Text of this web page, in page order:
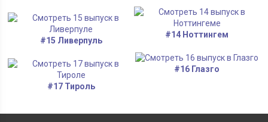
#14 Ноттингем
#15 Ливерпуль
#16 Глазго
#17 Тироль